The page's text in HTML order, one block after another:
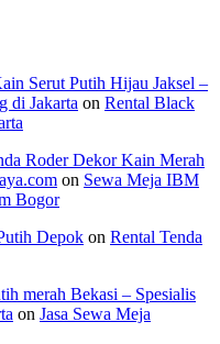
Serut Putih Hijau Jaksel –
di Jakarta on Rental Black
Roder Dekor Kain Merah
on Sewa Meja IBM
Bogor
Depok on Rental Tenda
merah Bekasi – Spesialis
on Jasa Sewa Meja